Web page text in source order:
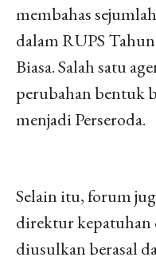
membahas
dalam RUPS
Biasa. Salah satu
perubahan bentuk
menjadi Perseroda.
Selain itu, forum
direktur kepatuhan
diusulkan berasal